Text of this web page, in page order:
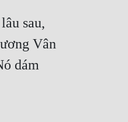
sau,
Vân
dám